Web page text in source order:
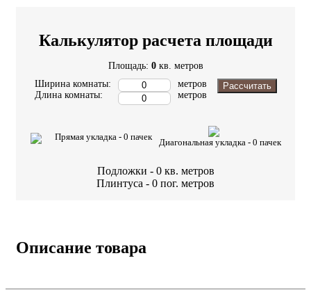
Калькулятор расчета площади
Площадь: 0 кв. метров
Ширина комнаты:
Длина комнаты:
метров
метров
Рассчитать
Прямая укладка - 0 пачек
Диагональная укладка - 0 пачек
Подложки - 0 кв. метров
Плинтуса - 0 пог. метров
Описание товара